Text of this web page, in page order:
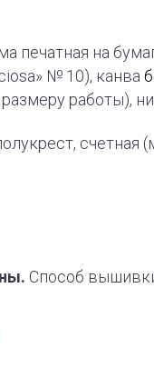
печатная на
№ 10), канва
работы),
счетная
Способ